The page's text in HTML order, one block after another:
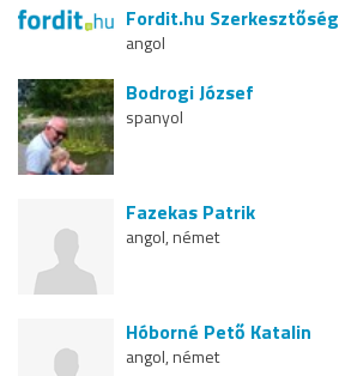
Fordit.hu Szerkesztőség
angol
Bodrogi József
spanyol
Fazekas Patrik
angol, német
Hóborné Pető Katalin
angol, német